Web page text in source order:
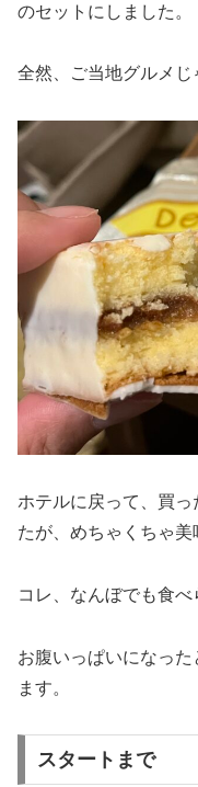
のセットにしました。
全然、ご当地グルメ
ホテルに戻って、買
たが、めちゃくちゃ美
コレ、なんぼでも食
お腹いっぱいになっ
ます。
スタートまで